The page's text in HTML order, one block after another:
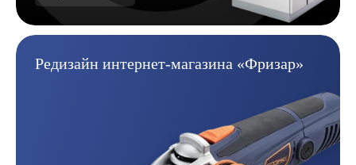
Редизайн интернет-магазина «Фризар»